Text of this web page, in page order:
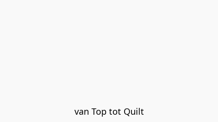
van Top tot Quilt